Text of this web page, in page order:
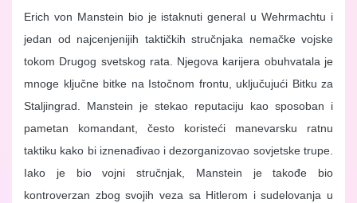
Erich von Manstein bio je istaknuti general u Wehrmachtu i
jedan od najcenjenijih taktičkih stručnjaka nemačke vojske
tokom Drugog svetskog rata. Njegova karijera obuhvatala je
mnoge ključne bitke na Istočnom frontu, uključujući Bitku za
Staljingrad. Manstein je stekao reputaciju kao sposoban i
pametan komandant, često koristeći manevarsku ratnu
taktiku kako bi iznenađivao i dezorganizovao sovjetske trupe.
Iako je bio vojni stručnjak, Manstein je takođe bio
kontroverzan zbog svojih veza sa Hitlerom i sudelovanja u